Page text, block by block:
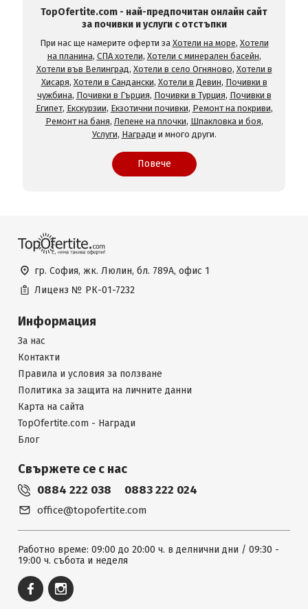
TopOfertite.com - най-предпочитан онлайн сайт
за почивки и услуги с отстъпки
При нас ще намерите оферти за Хотели на море, Хотели
на планина, СПА хотели, Хотели с минерален басейн,
Хотели във Велинград, Хотели в село Огняново, Хотели в
Хисаря, Хотели в Сандански, Хотели в Девин, Почивки в
чужбина, Почивки в Гърция, Почивки в Турция, Почивки в
Египет, Екскурзии, Екзотични почивки, Ремонт на покриви,
Ремонт на баня, Лепене на плочки, Шпакловка и боя,
Услуги, Награди и много други.
Повече
гр. София, жк. Люлин, бл. 789А, офис 1
Лиценз № РК-01-7232
Информация
За нас
Контакти
Правила и условия за ползване
Политика за защита на личните данни
Карта на сайта
TopOfertite.com - Награди
Блог
Свържете се с нас
0884 222 038 0883 222 024
office@topofertite.com
Работно време: 09:00 до 20:00 ч. в делнични дни / 09:30 -
19:00 ч. събота и неделя